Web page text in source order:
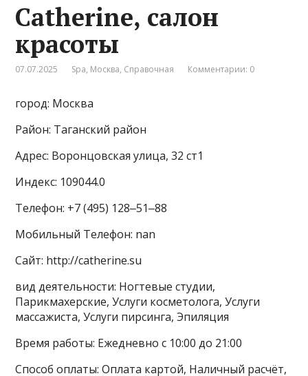
Catherine, салон
красоты
07.07.2025 Spa, Москва, Справочная Комментарии: 0
город: Москва
Район: Таганский район
Адрес: Воронцовская улица, 32 ст1
Индекс: 109044.0
Телефон: +7 (495) 128‒51‒88
Мобильный Телефон: nan
Сайт: http://catherine.su
вид деятельности: Ногтевые студии,
Парикмахерские, Услуги косметолога, Услуги
массажиста, Услуги пирсинга, Эпиляция
Время работы: Ежедневно с 10:00 до 21:00
Способ оплаты: Оплата картой, Наличный расчёт,